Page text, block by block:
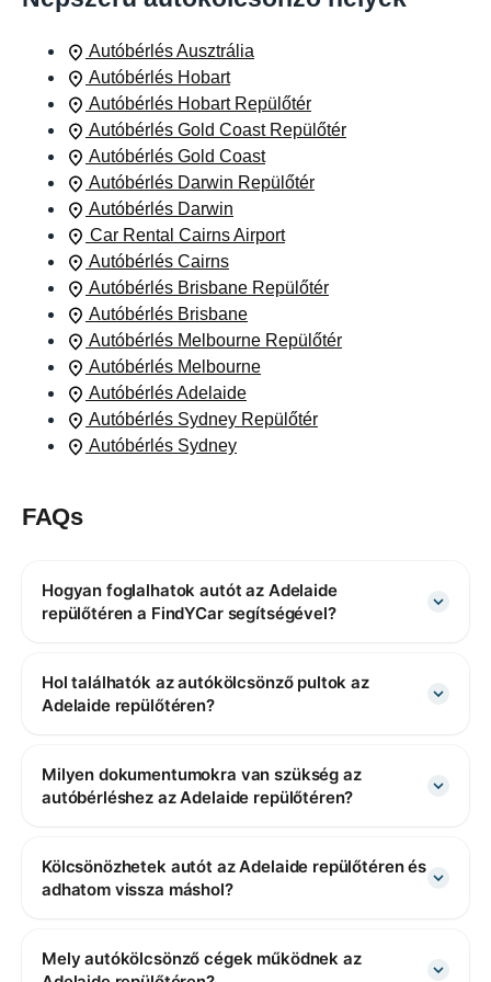
Autóbérlés Ausztrália
Autóbérlés Hobart
Autóbérlés Hobart Repülőtér
Autóbérlés Gold Coast Repülőtér
Autóbérlés Gold Coast
Autóbérlés Darwin Repülőtér
Autóbérlés Darwin
Car Rental Cairns Airport
Autóbérlés Cairns
Autóbérlés Brisbane Repülőtér
Autóbérlés Brisbane
Autóbérlés Melbourne Repülőtér
Autóbérlés Melbourne
Autóbérlés Adelaide
Autóbérlés Sydney Repülőtér
Autóbérlés Sydney
FAQs
Hogyan foglalhatok autót az Adelaide
repülőtéren a FindYCar segítségével?
Hol találhatók az autókölcsönző pultok az
Adelaide repülőtéren?
Milyen dokumentumokra van szükség az
autóbérléshez az Adelaide repülőtéren?
Kölcsönözhetek autót az Adelaide repülőtéren és
adhatom vissza máshol?
Mely autókölcsönző cégek működnek az